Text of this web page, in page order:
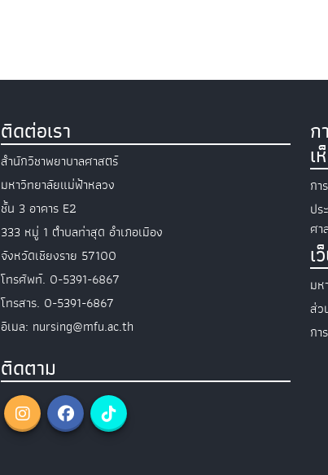
ติดต่อเรา
สำนักวิชาพยาบาลศาสตร์
มหาวิทยาลัยแม่ฟ้าหลวง
ชั้น 3 อาคาร E2
333 หมู่ 1 ตำบลท่าสุด อำเภอเมือง
จังหวัดเชียงราย 57100
โทรศัพท์. 0-5391-6867
โทรสาร. 0-5391-6867
อีเมล: nursing@mfu.ac.th
ติดตาม
ก
เ
กา
ปร
ศา
เ
มห
ส่ว
กา